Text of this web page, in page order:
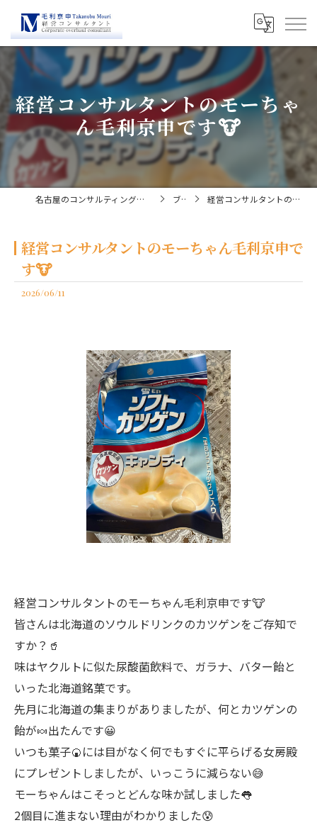
経営コンサルタントのモーちゃ
ん毛利京申です🐮
名古屋のコンサルティングなら経営コンサルタント毛利京申 ブログ 経営コンサルタントのモーちゃん毛利京申です🐮
経営コンサルタントのモーちゃん毛利京申で
す🐮
2026/06/11
経営コンサルタントのモーちゃん毛利京申です🐮
皆さんは北海道のソウルドリンクのカツゲンをご存知で
すか？🥤
味はヤクルトに似た尿酸菌飲料で、ガラナ、バター飴と
いった北海道銘菓です。
先月に北海道の集まりがありましたが、何とカツゲンの
飴が🍬出たんです😀
いつも菓子🍘には目がなく何でもすぐに平らげる女房殿
にプレゼントしましたが、いっこうに減らない😅
モーちゃんはこそっとどんな味か試しました👅
2個目に進まない理由がわかりました😰